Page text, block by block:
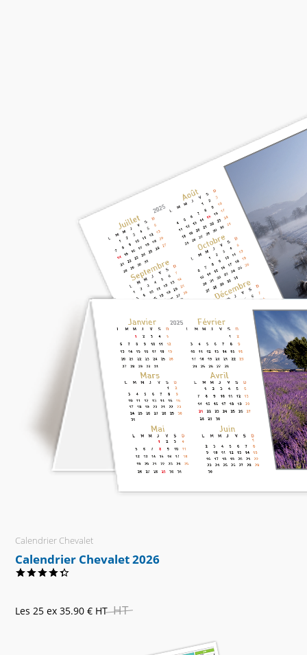
Calendrier Chevalet
Calendrier Chevalet 2026
Les 25 ex 35.90 € HT HT